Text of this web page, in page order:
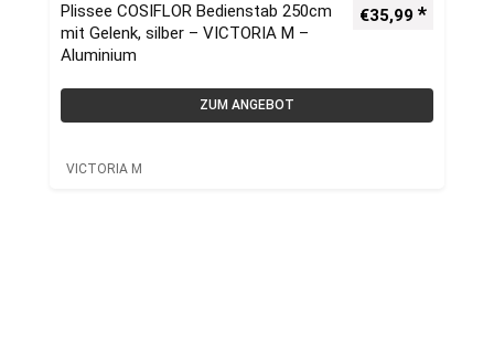
Plissee COSIFLOR Bedienstab 250cm
mit Gelenk, silber – VICTORIA M –
Aluminium
€35,99
ZUM ANGEBOT
VICTORIA M